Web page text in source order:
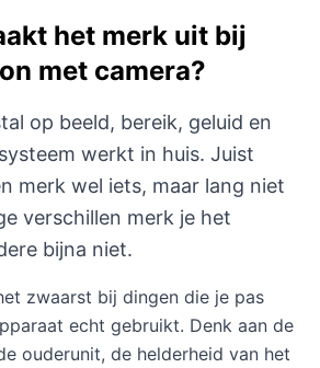
het merk uit bij
met camera?
op beeld, bereik, geluid en
werkt in huis. Juist
merk wel iets, maar lang niet
verschillen merk je het
bijna niet.
zwaarst bij dingen die je pas
echt gebruikt. Denk aan de
ouderunit, de helderheid van het